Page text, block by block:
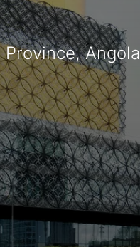
Angola